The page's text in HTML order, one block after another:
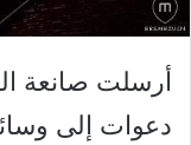
دعوات إلى